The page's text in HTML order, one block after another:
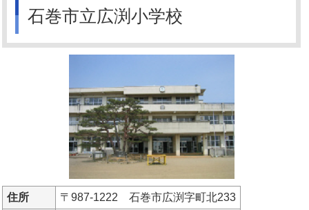
石巻市立広渕小学校
住所
〒987-1222 石巻市広渕字町北233